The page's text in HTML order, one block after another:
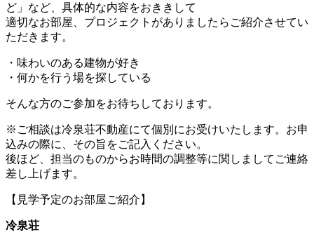
ど」など、具体的な内容をおききして
適切なお部屋、プロジェクトがありましたらご紹介させてい
ただきます。
・味わいのある建物が好き
・何かを行う場を探している
そんな方のご参加をお待ちしております。
※ご相談は冷泉荘不動産にて個別にお受けいたします。お申
込みの際に、その旨をご記入ください。
後ほど、担当のものからお時間の調整等に関しましてご連絡
差し上げます。
【見学予定のお部屋ご紹介】
冷泉荘